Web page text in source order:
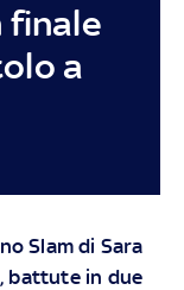
finale
a
Slam di Sara
battute in due